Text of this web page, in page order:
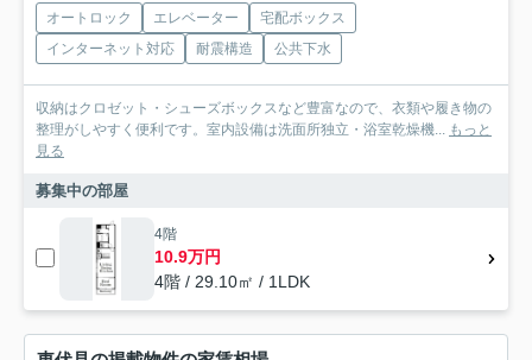
オートロック エレベーター
宅配ボックス
インターネット対応
耐震構造 公共下水
収納はクロゼット・シューズボックスなど豊富なので、衣類や履き物の
整理がしやすく便利です。室内設備は洗面所独立・浴室乾燥機...
もっと
見る
募集中の部屋
4階
10.9万円
4階 / 29.10㎡ / 1LDK